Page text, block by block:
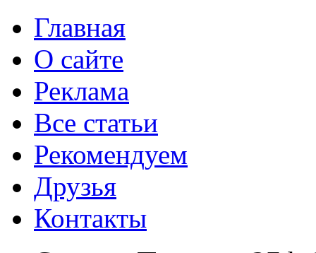
Главная
О сайте
Реклама
Все статьи
Рекомендуем
Друзья
Контакты